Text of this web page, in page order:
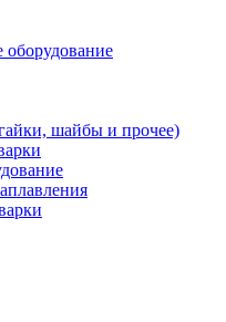
оборудование
шайбы и прочее)